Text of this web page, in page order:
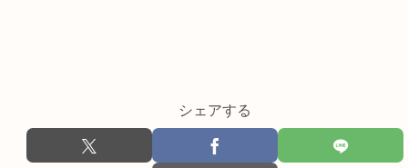
シェアする